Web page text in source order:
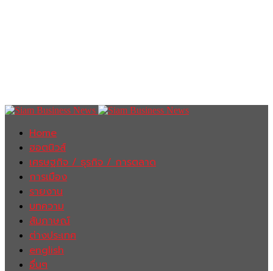
Home
ฮอตนิวส์
เศรษฐกิจ / ธุรกิจ / การตลาด
การเมือง
รายงาน
บทความ
สัมภาษณ์
ต่างประเทศ
english
อื่นๆ